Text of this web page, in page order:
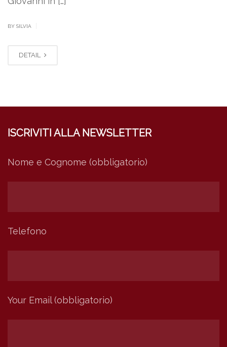
BY SILVIA
DETAIL
ISCRIVITI ALLA NEWSLETTER
Nome e Cognome (obbligatorio)
Telefono
Your Email (obbligatorio)